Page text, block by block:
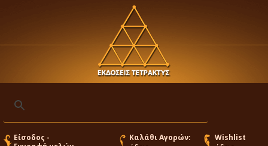
Είσοδος -
Καλάθι Αγορών:
Wishlist